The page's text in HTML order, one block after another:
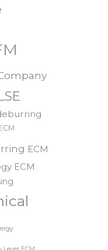
–
– ITALIA
Flow
ECM